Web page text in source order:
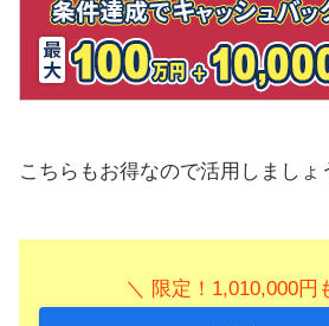
こちらもお得なので活用しましょ
＼ 限定！1,010,000円